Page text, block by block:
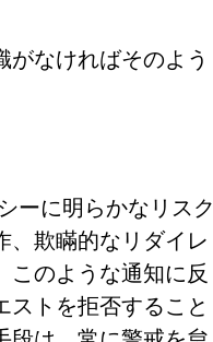
なければそのよう
ーに明らかなリスク
、欺瞞的なリダイレ
このような通知に反
ストを拒否すること